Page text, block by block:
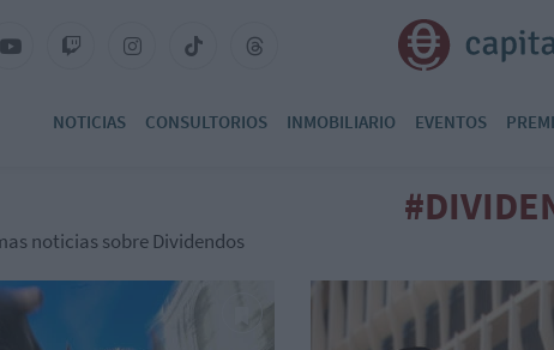
NOTICIAS CONSULTORIOS INMOBILIARIO EVENTOS
noticias sobre Dividendos